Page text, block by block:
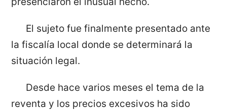
El sujeto fue finalmente presentado ante
la fiscalía local donde se determinará la
situación legal.
Desde hace varios meses el tema de la
reventa y los precios excesivos ha sido